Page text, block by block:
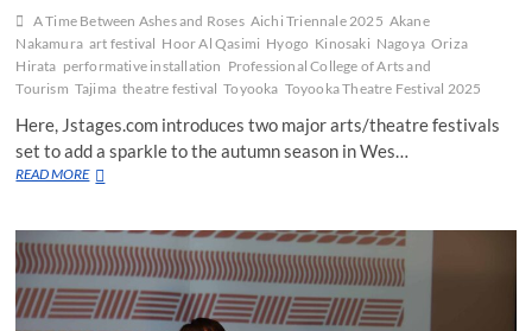
A Time Between Ashes and Roses Aichi Triennale 2025 Akane
Nakamura art festival Hoor Al Qasimi Hyogo Kinosaki Nagoya Oriza
Hirata performative installation Professional College of Arts and
Tourism Tajima theatre festival Toyooka Toyooka Theatre Festival 2025
Here, Jstages.com introduces two major arts/theatre festivals
set to add a sparkle to the autumn season in Wes…
READ MOREFall
so
much
to
offer